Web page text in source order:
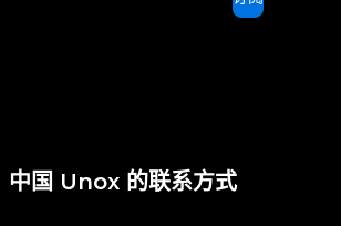
中国 Unox 的联系方式